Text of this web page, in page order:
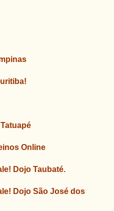
Online
Dojo Taubaté.
Dojo São José dos